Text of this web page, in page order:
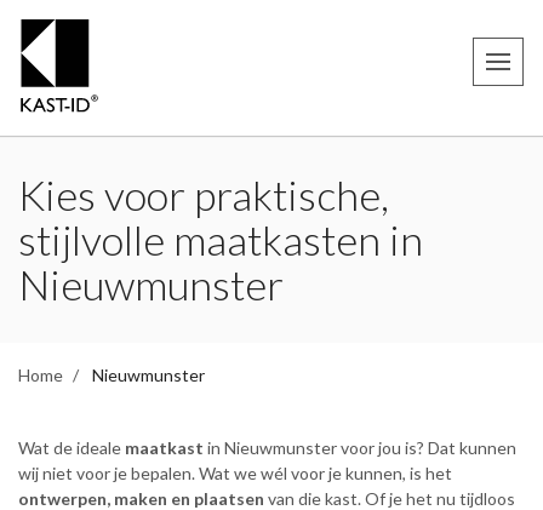
Kies voor praktische,
stijlvolle maatkasten in
Nieuwmunster
Home Nieuwmunster
Wat de ideale maatkast in Nieuwmunster voor jou is? Dat kunnen
wij niet voor je bepalen. Wat we wél voor je kunnen, is het
ontwerpen, maken en plaatsen van die kast. Of je het nu tijdloos